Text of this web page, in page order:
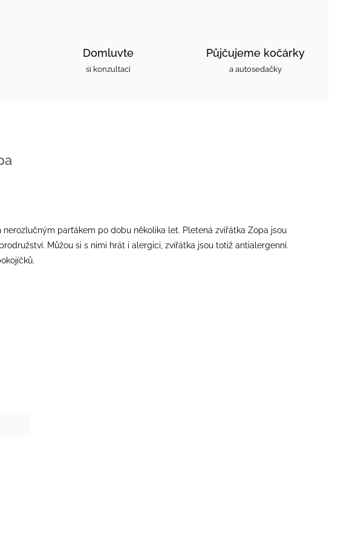
Domluvte
si konzultaci
Půjčujeme kočárky
a autosedačky
parťákem po dobu několika let. Pletená zvířátka Zopa jsou
Můžou si s nimi hrát i alergici, zvířátka jsou totiž antialergenní.